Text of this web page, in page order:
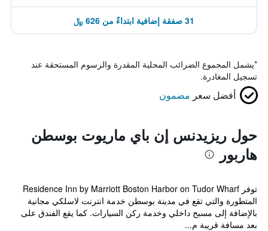
31 صفقة إضافية ابتداءً من 626 ﷼
*يشمل المجموع الضرائب المحلية المقدرة والرسوم المستحقة عند
تسجيل المغادرة.
أفضل سعر مضمون
حول ريزيدنس إن باي ماريوت بوسطن
هاربور
توفر Residence Inn by Marriott Boston Harbor on Tudor Wharf
المتطورة والتي تقع في مدينة بوسطن خدمة انترنت لاسلكي مجانية
بالإضافة إلى مسبح داخلي وخدمة ركن السيارات. كما يقع الفندق على
بعد مسافة قريبة م...